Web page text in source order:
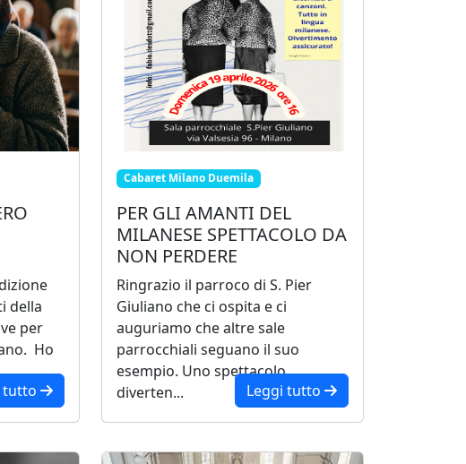
della
per
Ho
tutto
Cabaret Milano Duemila
PER GLI AMANTI DEL
MILANESE SPETTACOLO DA
NON PERDERE
Ringrazio il parroco di S. Pier
Giuliano che ci ospita e ci
auguriamo che altre sale
parrocchiali seguano il suo
esempio. Uno spettacolo
diverten...
Leggi tutto